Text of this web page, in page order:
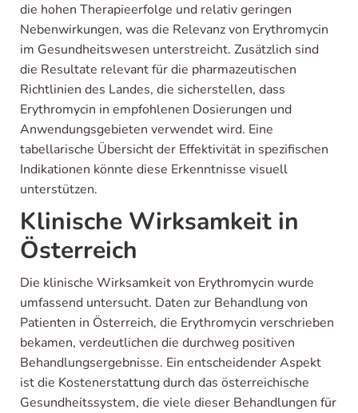
die hohen Therapieerfolge und relativ geringen
Nebenwirkungen, was die Relevanz von Erythromycin
im Gesundheitswesen unterstreicht. Zusätzlich sind
die Resultate relevant für die pharmazeutischen
Richtlinien des Landes, die sicherstellen, dass
Erythromycin in empfohlenen Dosierungen und
Anwendungsgebieten verwendet wird. Eine
tabellarische Übersicht der Effektivität in spezifischen
Indikationen könnte diese Erkenntnisse visuell
unterstützen.
Klinische Wirksamkeit in
Österreich
Die klinische Wirksamkeit von Erythromycin wurde
umfassend untersucht. Daten zur Behandlung von
Patienten in Österreich, die Erythromycin verschrieben
bekamen, verdeutlichen die durchweg positiven
Behandlungsergebnisse. Ein entscheidender Aspekt
ist die Kostenerstattung durch das österreichische
Gesundheitssystem, die viele dieser Behandlungen für